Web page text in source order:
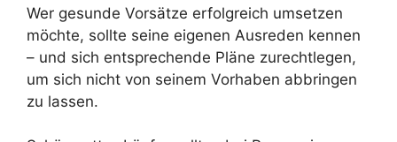
Wer gesunde Vorsätze erfolgreich umsetzen
möchte, sollte seine eigenen Ausreden kennen
– und sich entsprechende Pläne zurechtlegen,
um sich nicht von seinem Vorhaben abbringen
zu lassen.